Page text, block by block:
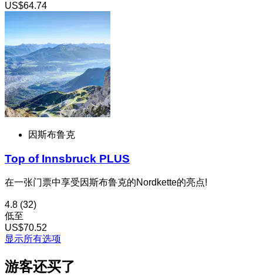
US$64.74
因斯布鲁克
Top of Innsbruck PLUS
在一张门票中享受因斯布鲁克的Nordkette的亮点!
4.8 (32)
低至
US$70.52
显示所有选项
游客还买了